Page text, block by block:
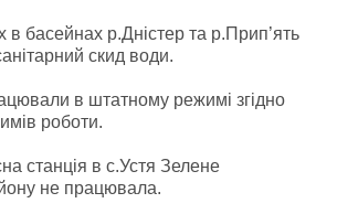
басейнах р.Дністер та р.Прип’ять
скид води.
в штатному режимі згідно
роботи.
станція в с.Устя Зелене
не працювала.